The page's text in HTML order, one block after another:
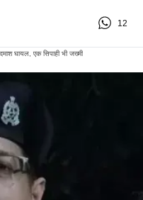
12
घायल, एक सिपाही भी जख्मी